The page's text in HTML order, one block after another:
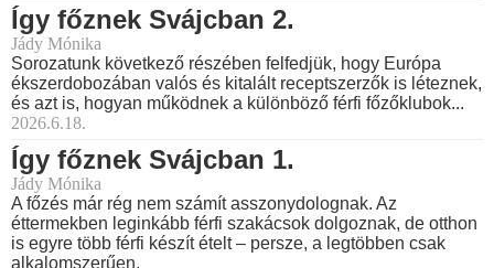
Így főznek Svájcban 2.
Jády Mónika
Sorozatunk következő részében felfedjük, hogy Európa
ékszerdobozában valós és kitalált receptszerzők is léteznek,
és azt is, hogyan működnek a különböző férfi főzőklubok...
2026.6.18.
Így főznek Svájcban 1.
Jády Mónika
A főzés már rég nem számít asszonydolognak. Az
éttermekben leginkább férfi szakácsok dolgoznak, de otthon
is egyre több férfi készít ételt – persze, a legtöbben csak
alkalomszerűen.